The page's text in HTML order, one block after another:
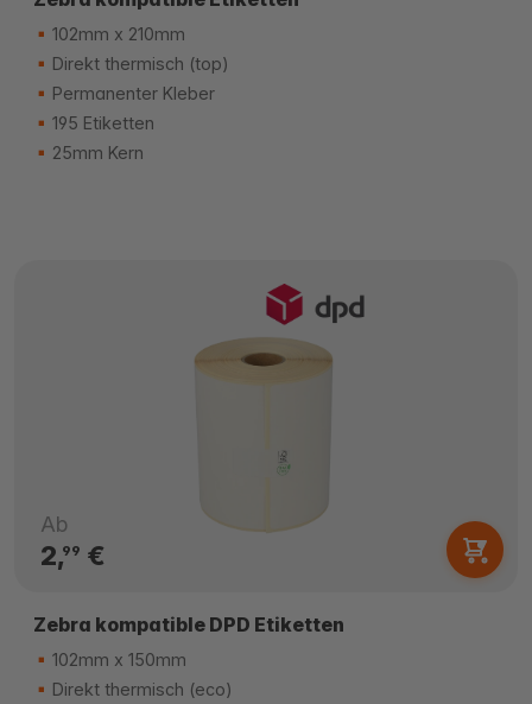
102mm x 210mm
Direkt thermisch (top)
Permanenter Kleber
195 Etiketten
25mm Kern
Ab
2,99 €
Zebra kompatible DPD Etiketten
102mm x 150mm
Direkt thermisch (eco)